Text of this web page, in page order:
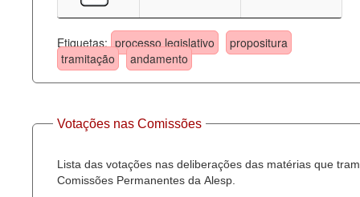
Etiquetas: processo legislativo
propositura
tramitação
andamento
Votações nas Comissões
Lista das votações nas deliberações das matérias que
Comissões Permanentes da Alesp.